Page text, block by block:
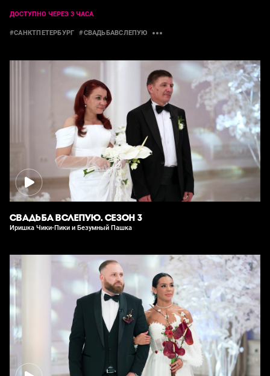
ДОСТУПНО ЧЕРЕЗ 3 ЧАСА
#САНКТПЕТЕРБУРГ #СВАДЬБАВСЛЕПУЮ
СВАДЬБА ВСЛЕПУЮ. СЕЗОН 3
Иришка Чики-Пики и Безумный Пашка